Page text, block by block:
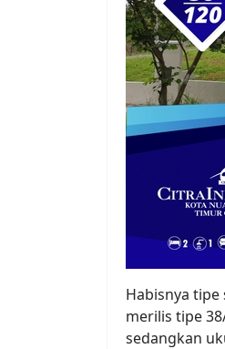
Habisnya
merilis tipe
sedangkan